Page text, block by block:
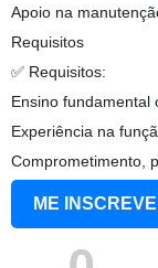
Apoio na
Requisitos
✅ Requisitos:
Ensino fundamental
Experiência na
Comprometimento,
ME